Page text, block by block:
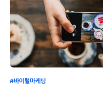
#바이럴마케팅